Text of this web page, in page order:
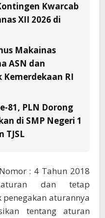
Kwarcab
XII 2026 di
Makainas
ASN dan
Kemerdekaan RI
81, PLN Dorong
di SMP Negeri 1
TJSL
: 4 Tahun 2018
aturan dan tetap
aturannya
tentang aturan